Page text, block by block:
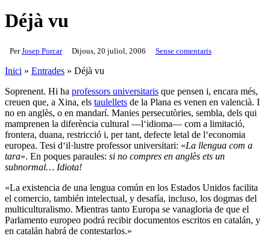
Déjà vu
Per Josep Porcar Dijous, 20 juliol, 2006 Sense comentaris
Inici » Entrades » Déjà vu
Soprenent. Hi ha professors universitaris que pensen i, encara més,
creuen que, a Xina, els taulellets de la Plana es venen en valencià. I
no en anglès, o en mandarí. Manies persecutòries, sembla, dels qui
mamprenen la diferència cultural —l‘idioma— com a limitació,
frontera, duana, restricció i, per tant, defecte letal de l‘economia
europea. Tesi d‘il·lustre professor universitari: «La llengua com a
tara». En poques paraules: si no compres en anglès ets un
subnormal… Idiota!
«La existencia de una lengua común en los Estados Unidos facilita
el comercio, también intelectual, y desafía, incluso, los dogmas del
multiculturalismo. Mientras tanto Europa se vanagloria de que el
Parlamento europeo podrá recibir documentos escritos en catalán, y
en catalán habrá de contestarlos.»